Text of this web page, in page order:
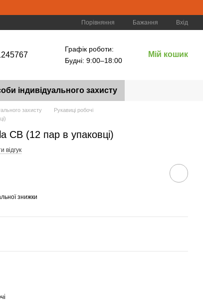
Порівняння Бажання Вхід
Графік роботи:
Будні: 9:00–18:00
Мій кошик
індивідуального захисту
захисту
Рукавиці робочі
CB (12 пар в упаковці)
відгук
знижки